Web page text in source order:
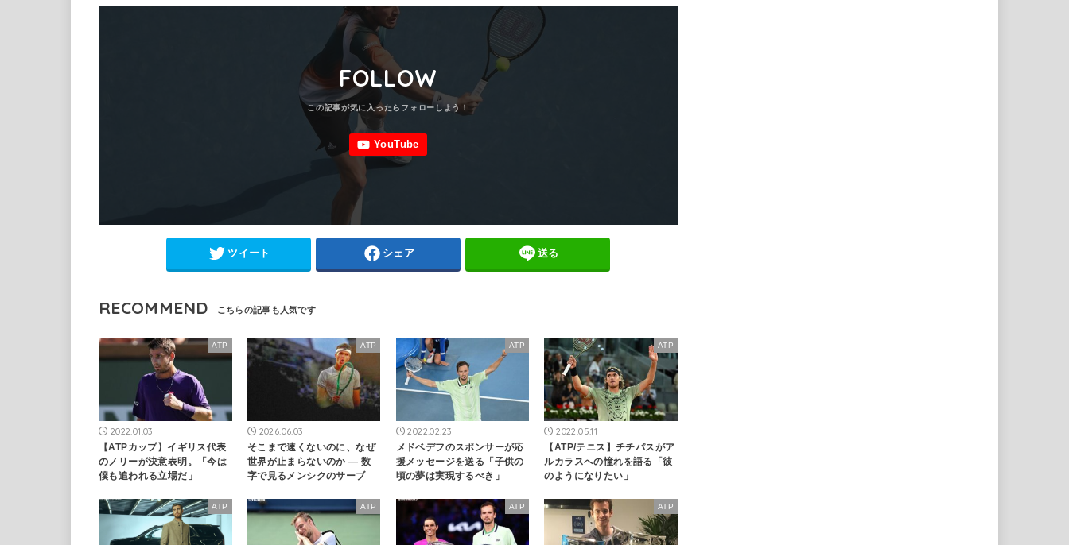
FOLLOW
ツイート シェア 送る
RECOMMEND
ATP
2022.01.03
【ATPカップ】イギリス代表
のノリーが決意表明。「今は
僕も追われる立場だ」
ATP
2026.06.03
そこまで速くないのに、なぜ
世界が止まらないのか — 数
字で見るメンシクのサーブ
ATP
2022.02.23
メドベデフのスポンサーが応
援メッセージを送る「子供の
頃の夢は実現するべき」
ATP
2022.05.11
【ATP/テニス】チチパスがア
ルカラスへの憧れを語る「彼
のようになりたい」
ATP ATP ATP ATP